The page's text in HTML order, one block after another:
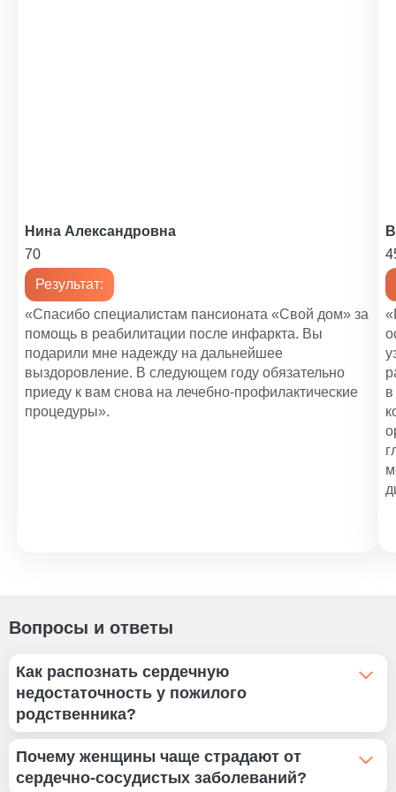
Помощь по уходу за пожилыми людьми
1 100 ₽
Уход за больными с рассеянным склерозом
1 000 ₽
Нина Александровна
70
Результат:
«Спасибо специалистам пансионата «Свой дом» за
помощь в реабилитации после инфаркта. Вы
подарили мне надежду на дальнейшее
выздоровление. В следующем году обязательно
приеду к вам снова на лечебно-профилактические
процедуры».
Вопросы и ответы
Как распознать сердечную
недостаточность у пожилого
родственника?
нарушения сердечного ритма, одышка, кашель,
головокружение, обмороки, отеки ног, набухшие
Почему женщины чаще страдают от
сердечно-сосудистых заболеваний?